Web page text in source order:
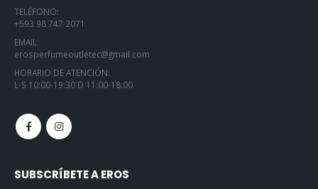
TELÉFONO:
+593 98 747 2071
EMAIL:
erosperfumeoutletec@gmail.com
HORARIO DE ATENCIÓN:
L-S 10:00-19:30 D 11:00-18:00
SUBSCRÍBETE A EROS